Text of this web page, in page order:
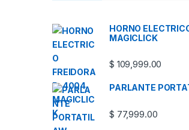
HORNO
MAGICLICK
$ 109,999.00
PARLANTE
$ 77,999.00